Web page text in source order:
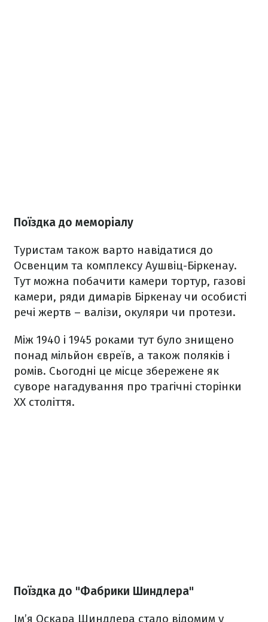
Поїздка до меморіалу
Туристам також варто навідатися до
Освенцим та комплексу Аушвіц-Біркенау.
Тут можна побачити камери тортур, газові
камери, ряди димарів Біркенау чи особисті
речі жертв – валізи, окуляри чи протези.
Між 1940 і 1945 роками тут було знищено
понад мільйон євреїв, а також поляків і
ромів. Сьогодні це місце збережене як
суворе нагадування про трагічні сторінки
ХХ століття.
Поїздка до "Фабрики Шиндлера"
Ім’я Оскара Шиндлера стало відомим у